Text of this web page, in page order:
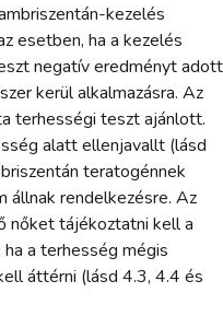
kezelés
esetben, ha a kezelés
negatív eredményt adott
kerül alkalmazásra. Az
terhességi teszt ajánlott.
alatt ellenjavallt (lásd
teratogénnek
állnak rendelkezésre. Az
nőket tájékoztatni kell a
a terhesség mégis
áttérni (lásd 4.3, 4.4 és